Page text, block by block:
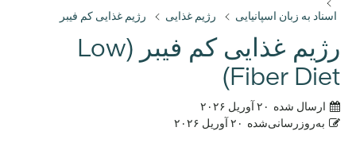
اسناد به زبان اسپانیایی
رژیم غذایی رژیم غذایی کم فیبر
رژیم غذایی کم فیبر (Low
Fiber Diet)
ارسال شده ۲۰ آوریل ۲۰۲۶
به‌روزرسانی‌شده ۲۰ آوریل ۲۰۲۶